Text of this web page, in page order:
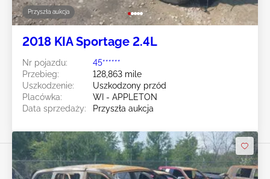
Przyszła aukcja
2018 KIA Sportage 2.4L
Nr pojazdu:
45******
Przebieg:
128,863 mile
Uszkodzenie:
Uszkodzony przód
Placówka:
WI - APPLETON
Data sprzedaży:
Przyszła aukcja